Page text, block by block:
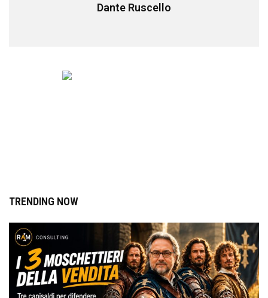
Dante Ruscello
TRENDING NOW